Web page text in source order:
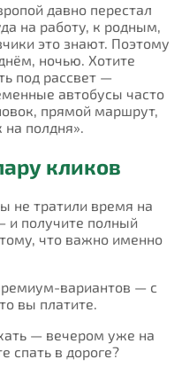
давно перестал
на работу, к родным,
это знают. Поэтому
ночью. Хотите
под рассвет —
автобусы часто
прямой маршрут,
на полдня».
кликов
не тратили время на
и получите полный
что важно именно
вариантов — с
вы платите.
— вечером уже на
спать в дороге?